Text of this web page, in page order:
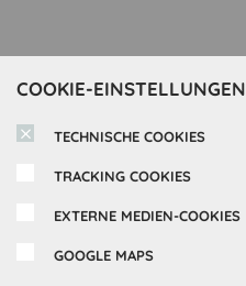
COOKIE-EINSTELLUNGEN
TECHNISCHE COOKIES
TRACKING COOKIES
EXTERNE MEDIEN-COOKIES
GOOGLE MAPS
Inspirationen